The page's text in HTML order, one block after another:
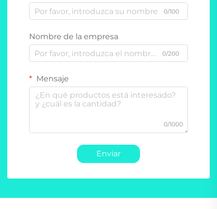
0/100
Nombre de la empresa
0/200
Mensaje
0/1000
Enviar